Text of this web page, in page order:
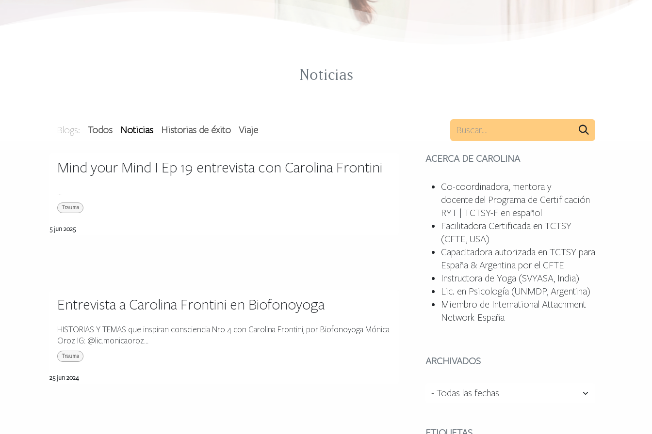
Noticias
Blogs: Todos Noticias Historias de éxito Viaje
Mind your Mind I Ep 19 entrevista con Carolina Frontini
...
Trauma
5 jun 2025
Entrevista a Carolina Frontini en Biofonoyoga
HISTORIAS Y TEMAS que inspiran consciencia Nro 4 con Carolina Frontini, por Biofonoyoga Mónica
Oroz IG: @lic.monicaoroz...
Trauma
25 jun 2024
ACERCA DE CAROLINA
Co-coordinadora, mentora y
docente del Programa de Certificación
RYT | TCTSY-F en español
Facilitadora Certificada en TCTSY
(CFTE, USA)
Capacitadora autorizada en TCTSY para
España & Argentina por el CFTE
Instructora de Yoga (SVYASA, India)
Lic. en Psicología (UNMDP, Argentina)
Miembro de International Attachment
Network-España
ARCHIVADOS